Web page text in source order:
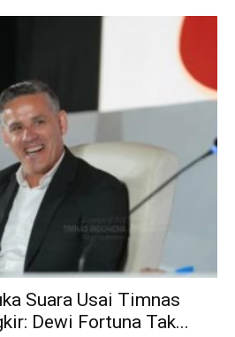
Suara Usai Timnas
Dewi Fortuna Tak...